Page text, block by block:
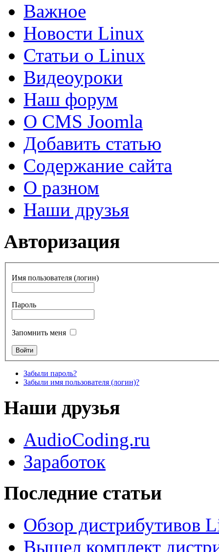
Важное
Новости Linux
Статьи о Linux
Видеоуроки
Наш форум
О CMS Joomla
Добавить статью
Содержание сайта
О разном
Наши друзья
Авторизация
Имя пользователя (логин)
Пароль
Запомнить меня
Забыли пароль?
Забыли имя пользователя (логин)?
Наши друзья
AudioCoding.ru
Заработок
Последние статьи
Обзор дистрибутивов
Вышел комплект